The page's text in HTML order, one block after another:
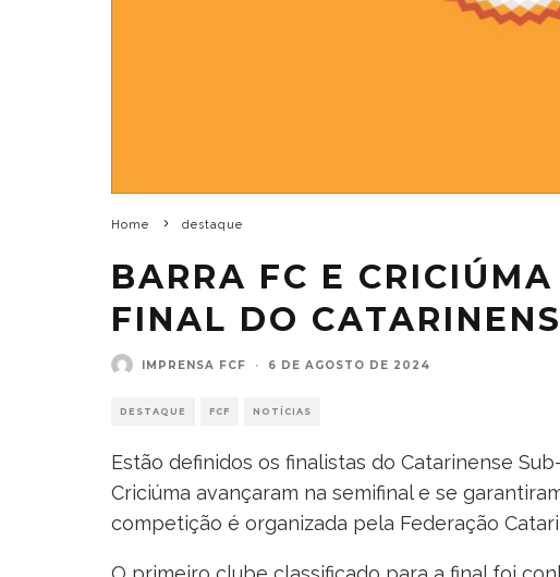
Home destaque
BARRA FC E
FINAL DO
IMPRENSA FCF · 6 DE AGOSTO DE 2024
DESTAQUE FCF NOTÍCIAS
Estão definidos os finalistas do Catarinense
Criciúma avançaram na semifinal e se
competição é organizada pela Federação